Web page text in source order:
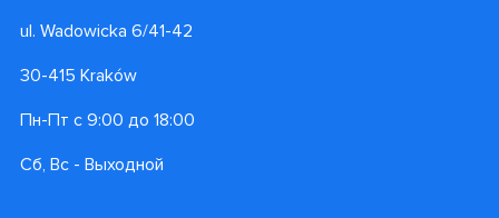
ul. Wadowicka 6/41-42
30-415 Kraków
Пн-Пт с 9:00 до 18:00
Сб, Вс - Выходной